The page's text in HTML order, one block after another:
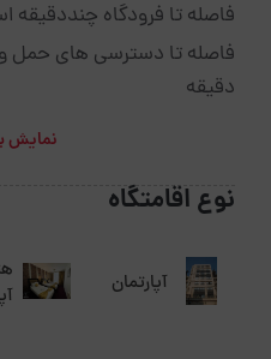
فاصله تا فرودگاه چنددقیقه است؟
دقیقه
نمایش
نوع اقامتگاه
آپارتمان